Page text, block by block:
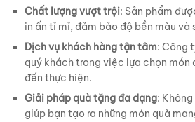
Chất lượng vượt trội: Sản phẩm
in ấn tỉ mỉ, đảm bảo độ bền màu và
Dịch vụ khách hàng tận tâm: Công
quý khách trong việc lựa chọn món
đến thực hiện.
Giải pháp quà tặng đa dạng:
giúp bạn tạo ra những món quà